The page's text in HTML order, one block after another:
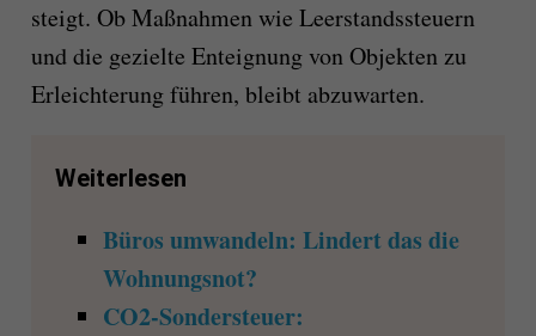
steigt. Ob Maßnahmen wie Leerstandssteuern
und die gezielte Enteignung von Objekten zu
Erleichterung führen, bleibt abzuwarten.
Weiterlesen
Büros umwandeln: Lindert das die
Wohnungsnot?
CO2-Sondersteuer: